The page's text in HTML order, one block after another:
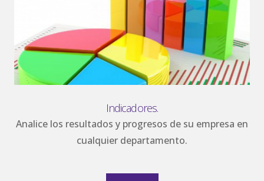
Indicadores.
Analice los resultados y progresos de su empresa en
cualquier departamento.